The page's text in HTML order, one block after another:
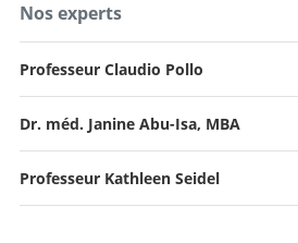
Nos experts
Professeur Claudio Pollo
Dr. méd. Janine Abu-Isa, MBA
Professeur Kathleen Seidel